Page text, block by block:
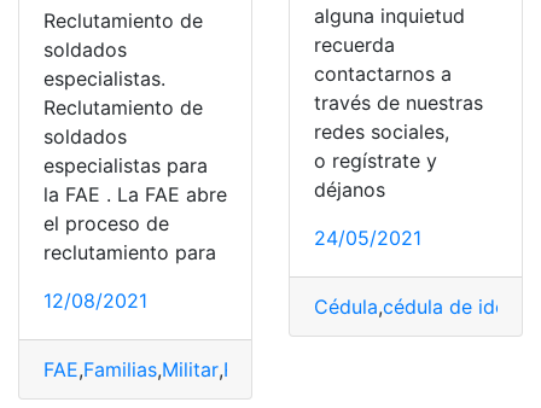
Reclutamiento de
soldados
especialistas.
Reclutamiento de
soldados
especialistas para
la FAE . La FAE abre
el proceso de
reclutamiento para
12/08/2021
FAE,Familias,Militar,Reclutamiento
alguna inquietud
recuerda
contactarnos a
través de nuestras
redes sociales,
o regístrate y
déjanos
24/05/2021
Cédula,cédula de